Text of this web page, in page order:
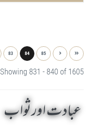
83 84 85
Showing 831 - 840 of 1605
عبادت اور ثواب